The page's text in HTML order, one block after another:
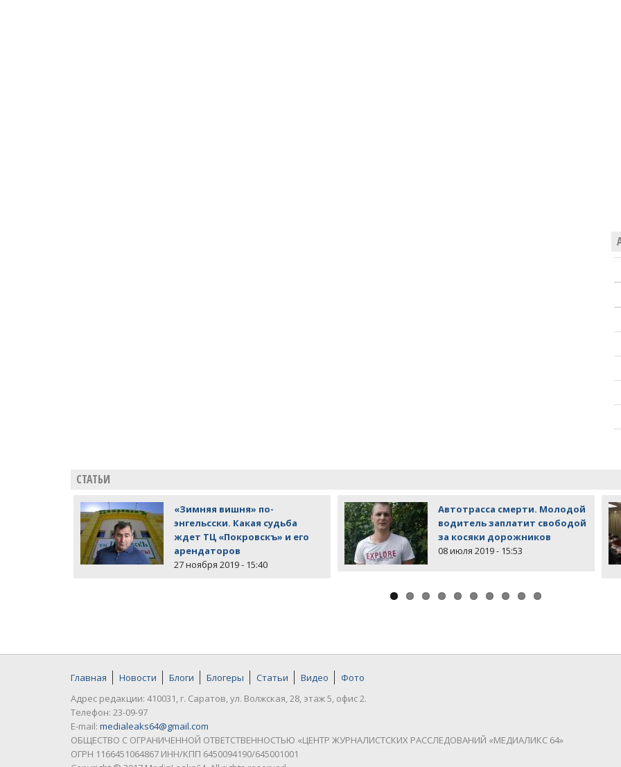
СТАТЬИ
«Зимняя вишня» по-
энгельсски. Какая судьба
ждет ТЦ «Покровскъ» и его
арендаторов
27 ноября 2019 - 15:40
Автотрасса смерти. Молодой
водитель заплатит свободой
за косяки дорожников
08 июля 2019 - 15:53
Главная Новости Блоги Блогеры Статьи Видео
Фото
Адрес редакции: 410031, г. Саратов, ул. Волжская, 28, этаж 5, офис 2.
Телефон: 23-09-97
E-mail: medialeaks64@gmail.com
ОБЩЕСТВО С ОГРАНИЧЕННОЙ ОТВЕТСТВЕННОСТЬЮ «ЦЕНТР ЖУРНАЛИСТСКИХ РАССЛЕДОВАНИЙ «МЕДИАЛИКС 64»
ОГРН 1166451064867 ИНН/КПП 6450094190/645001001